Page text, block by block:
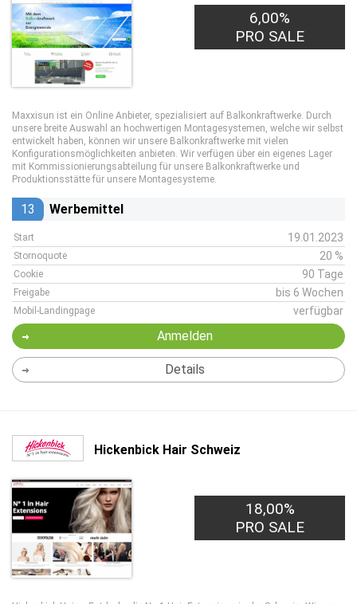
6,00%
PRO SALE
Maxxisun ist ein Online Anbieter, spezialisiert auf Balkonkraftwerke. Durch
unsere breite Auswahl an hochwertigen Montagesystemen, welche wir selbst
entwickelt haben, können wir unsere Balkonkraftwerke mit vielen
Konfigurationsmöglichkeiten anbieten. Wir verfügen über ein eigenes Lager
mit Kommissionierungsabteilung für unsere Balkonkraftwerke und
Produktionsstätte für unsere Montagesysteme.
13 Werbemittel
Start 19.01.2023
Stornoquote 20 %
Cookie 90 Tage
Freigabe bis 6 Wochen
Mobil-Landingpage verfügbar
Anmelden
Details
Hickenbick Hair Schweiz
18,00%
PRO SALE